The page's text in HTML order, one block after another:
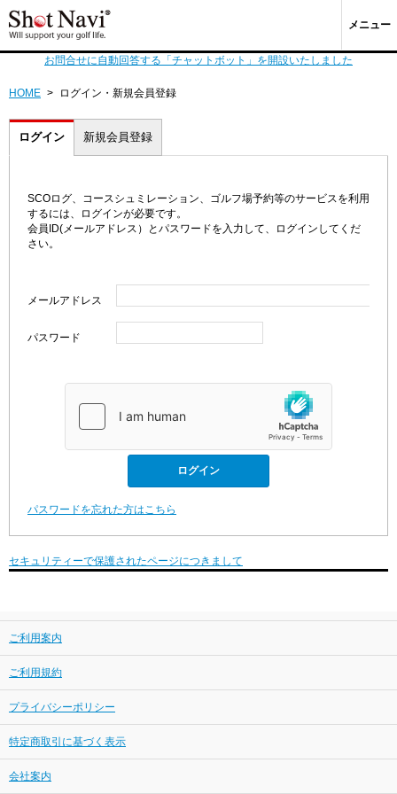
メニュー
お問合せに自動回答する「チャットボット」を開設いたしました
HOME > ログイン・新規会員登録
ログイン 新規会員登録
SCOログ、コースシュミレーション、ゴルフ場予約等のサービスを利用
するには、ログインが必要です。
会員ID(メールアドレス）とパスワードを入力して、ログインしてくだ
さい。
メールアドレス
パスワード
パスワードを忘れた方はこちら
セキュリティーで保護されたページにつきまして
ご利用案内
ご利用規約
プライバシーポリシー
特定商取引に基づく表示
会社案内